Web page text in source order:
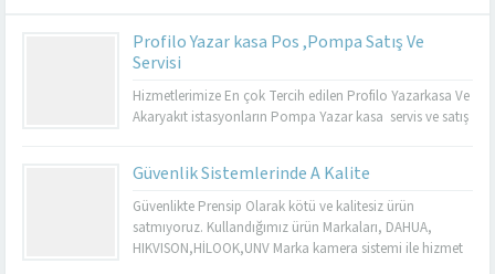
Profilo Yazar kasa Pos ,Pompa Satış Ve
Servisi
Hizmetlerimize En çok Tercih edilen Profilo Yazarkasa Ve
Akaryakıt istasyonların Pompa Yazar kasa servis ve satış
temassız (NFC) ve karekod (QR) ile ödeme
desteği,masaüstü ve mobil kullanım özellikleri sayesinde
kapıda, masada,tezgahta hızlı ve güvenli ödeme
almanızı...
Güvenlik Sistemlerinde A Kalite
Güvenlikte Prensip Olarak kötü ve kalitesiz ürün
satmıyoruz. Kullandığımız ürün Markaları, DAHUA,
HIKVISON,HİLOOK,UNV Marka kamera sistemi ile hizmet